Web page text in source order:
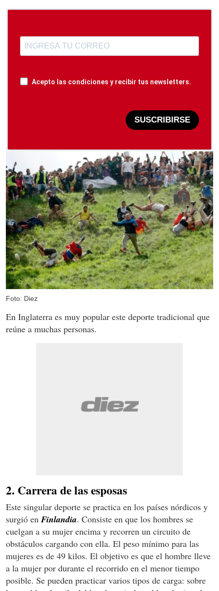
Acepto las condiciones y recibir tus newsletters.
SUSCRIBIRSE
Foto: Diez
En Inglaterra es muy popular este deporte tradicional que
reúne a muchas personas.
2. Carrera de las esposas
Este singular deporte se practica en los países nórdicos y
surgió en Finlandia. Consiste en que los hombres se
cuelgan a su mujer encima y recorren un circuito de
obstáculos cargando con ella. El peso mínimo para las
mujeres es de 49 kilos. El objetivo es que el hombre lleve
a la mujer por durante el recorrido en el menor tiempo
posible. Se pueden practicar varios tipos de carga: sobre